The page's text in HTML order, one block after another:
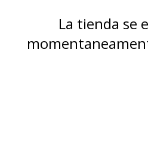
La tienda se